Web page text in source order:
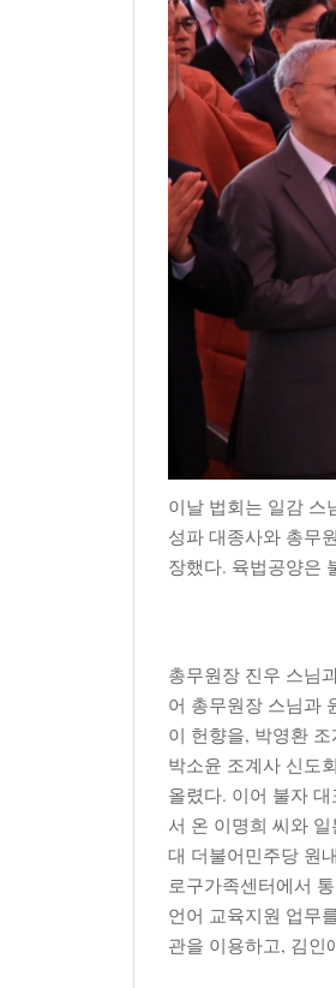
이날 법회는 일감 스
성파 대종사와 총무
장했다. 육법공양은
총무원장 진우 스님
어 총무원장 스님과
이 헌향을, 박영환
박소윤 조계사 신도
올렸다. 이어 불자
서 온 이명희 씨와
대 더불어민주당 원
로구가족센터에서
언어 교육지원 업무
관을 이용하고, 김인